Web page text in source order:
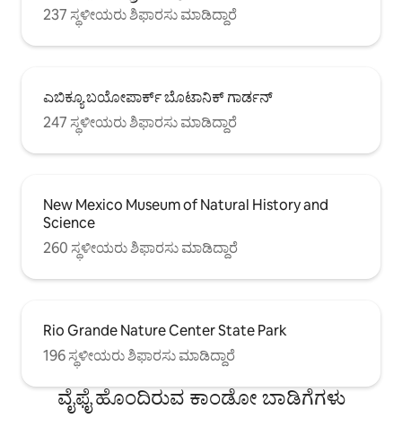
237 ಸ್ಥಳೀಯರು ಶಿಫಾರಸು ಮಾಡಿದ್ದಾರೆ
ಎಬಿಕ್ಯೂ ಬಯೋಪಾರ್ಕ್ ಬೊಟಾನಿಕ್ ಗಾರ್ಡನ್
247 ಸ್ಥಳೀಯರು ಶಿಫಾರಸು ಮಾಡಿದ್ದಾರೆ
New Mexico Museum of Natural History and
Science
260 ಸ್ಥಳೀಯರು ಶಿಫಾರಸು ಮಾಡಿದ್ದಾರೆ
Rio Grande Nature Center State Park
196 ಸ್ಥಳೀಯರು ಶಿಫಾರಸು ಮಾಡಿದ್ದಾರೆ
ವೈಫೈ ಹೊಂದಿರುವ ಕಾಂಡೋ ಬಾಡಿಗೆಗಳು